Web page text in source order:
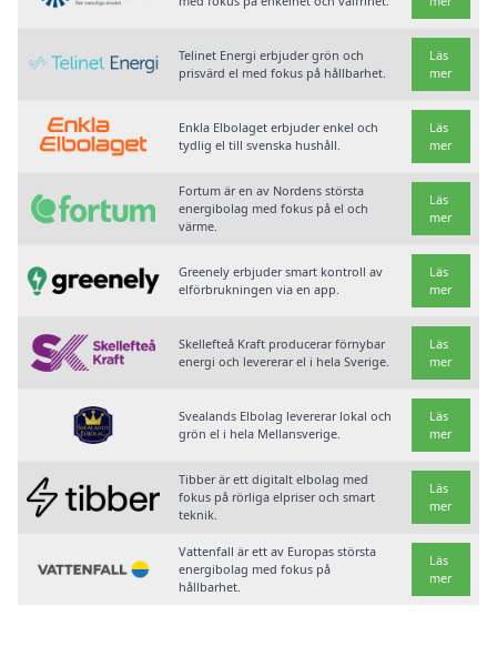
Telinet Energi erbjuder grön och
prisvärd el med fokus på hållbarhet.
Läs
mer
Enkla Elbolaget erbjuder enkel och
tydlig el till svenska hushåll.
Läs
mer
Fortum är en av Nordens största
energibolag med fokus på el och
värme.
Läs
mer
Greenely erbjuder smart kontroll av
elförbrukningen via en app.
Läs
mer
Skellefteå Kraft producerar förnybar
energi och levererar el i hela Sverige.
Läs
mer
Svealands Elbolag levererar lokal och
grön el i hela Mellansverige.
Läs
mer
Tibber är ett digitalt elbolag med
fokus på rörliga elpriser och smart
teknik.
Läs
mer
Vattenfall är ett av Europas största
energibolag med fokus på
hållbarhet.
Läs
mer